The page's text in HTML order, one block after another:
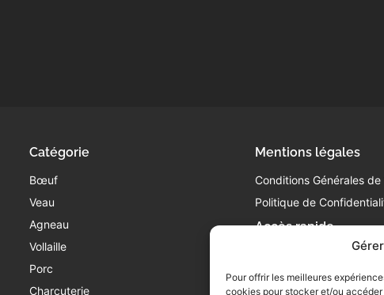
Pour offrir les meilleures
cookies pour stocker et/ou
Catégorie
Bœuf
Veau
Agneau
Vollaille
Porc
Charcuterie
Mentions légales
Conditions Générales de
Politique de
Accès rapide
450 Av. de Gasseras